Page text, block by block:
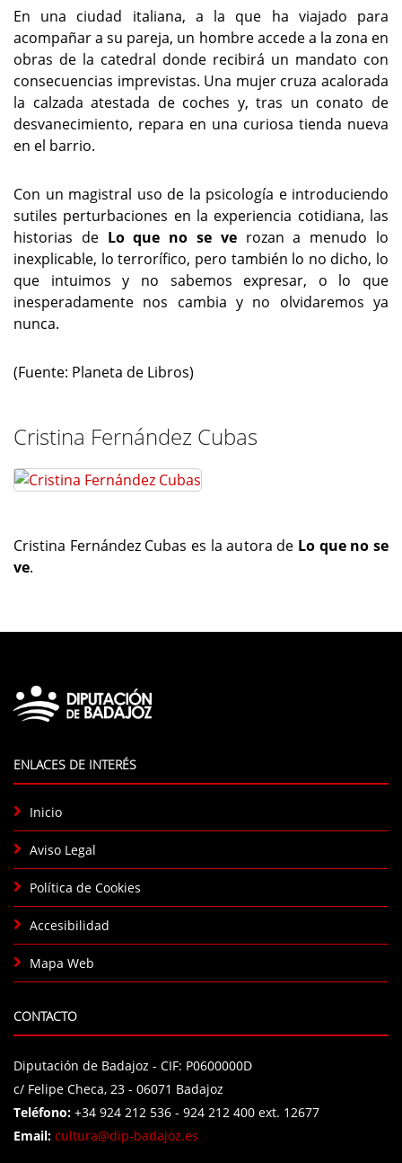
En una ciudad italiana, a la que ha viajado para
acompañar a su pareja, un hombre accede a la zona en
obras de la catedral donde recibirá un mandato con
consecuencias imprevistas. Una mujer cruza acalorada
la calzada atestada de coches y, tras un conato de
desvanecimiento, repara en una curiosa tienda nueva
en el barrio.
Con un magistral uso de la psicología e introduciendo
sutiles perturbaciones en la experiencia cotidiana, las
historias de Lo que no se verozan a menudo lo
inexplicable, lo terrorífico, pero también lo no dicho, lo
que intuimos y no sabemos expresar, o lo que
inesperadamente nos cambia y no olvidaremos ya
nunca.
(Fuente: Planeta de Libros)
Cristina Fernández Cubas
Cristina Fernández Cubas es la autora de Lo que no se
ve.
ENLACES DE INTERÉS
Inicio
Aviso Legal
Política de Cookies
Accesibilidad
Mapa Web
CONTACTO
Diputación de Badajoz - CIF: P0600000D
c/ Felipe Checa, 23 - 06071 Badajoz
Teléfono: +34 924 212 536 - 924 212 400 ext. 12677
Email: cultura@dip-badajoz.es